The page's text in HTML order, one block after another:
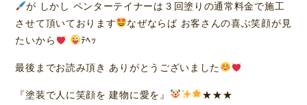
が しかし ペンターテイナーは３回塗りの通常料金で施工
させて頂いております
なぜならば お客さんの喜ぶ笑顔が見
たいから
ﾃﾍｯ
最後までお読み頂き ありがとうございました
『塗装で人に笑顔を 建物に愛を』
★★★